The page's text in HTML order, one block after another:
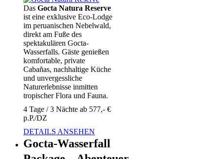
Das Gocta Natura Reserve
ist eine exklusive Eco-Lodge
im peruanischen Nebelwald,
direkt am Fuße des
spektakulären Gocta-
Wasserfalls. Gäste genießen
komfortable, private
Cabañas, nachhaltige Küche
und unvergessliche
Naturerlebnisse inmitten
tropischer Flora und Fauna.
4 Tage / 3 Nächte ab 577,- €
p.P./DZ
DETAILS ANSEHEN
Gocta-Wasserfall